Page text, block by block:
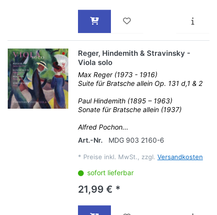
Reger, Hindemith & Stravinsky -
Viola solo
Max Reger (1973 - 1916)
Suite für Bratsche allein Op. 131 d,1 & 2
Paul Hindemith (1895 – 1963)
Sonate für Bratsche allein (1937)
Alfred Pochon...
Art.-Nr.
MDG 903 2160-6
* Preise inkl. MwSt., zzgl. Versandkosten
sofort lieferbar
21,99 € *